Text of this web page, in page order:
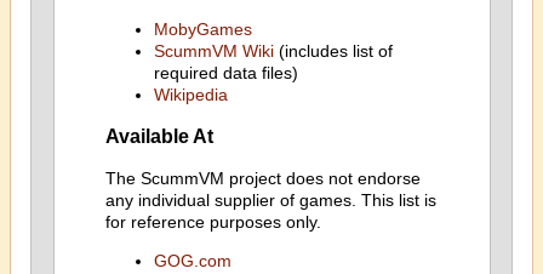
MobyGames
ScummVM Wiki(includes list of
required data files)
Wikipedia
Available At
The ScummVM project does not endorse
any individual supplier of games. This list is
for reference purposes only.
GOG.com